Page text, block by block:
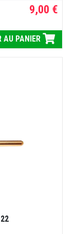
9,00 €
AU PANIER